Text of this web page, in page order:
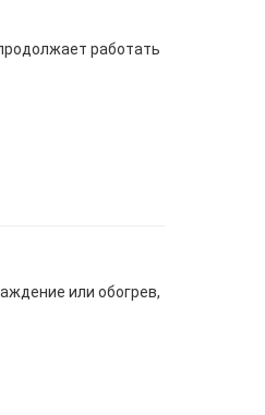
работать
или обогрев,